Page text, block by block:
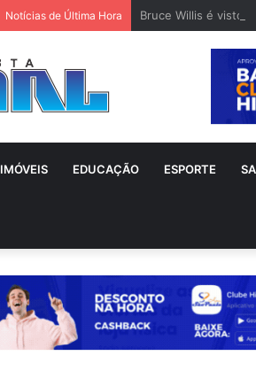
Notícias de Última Hora Bruce Willis é visto
IMÓVEIS EDUCAÇÃO ESPORTE